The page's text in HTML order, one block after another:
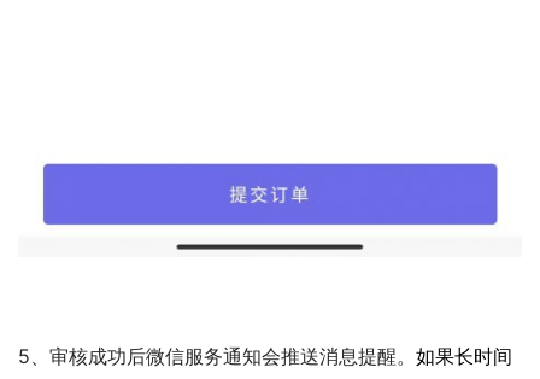
5、审核成功后微信服务通知会推送消息提醒。 如果长时间